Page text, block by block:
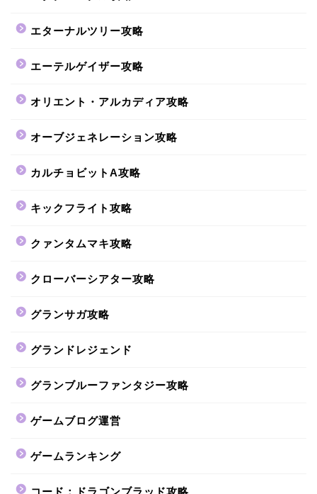
エターナルツリー攻略
エーテルゲイザー攻略
オリエント・アルカディア攻略
オーブジェネレーション攻略
カルチョビットA攻略
キックフライト攻略
クァンタムマキ攻略
クローバーシアター攻略
グランサガ攻略
グランドレジェンド
グランブルーファンタジー攻略
ゲームブログ運営
ゲームランキング